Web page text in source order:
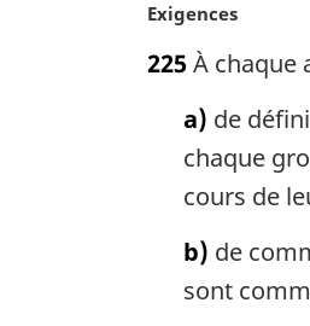
N
t
Exigences
225À chaque
a) de
chaque
cours de
b) de
sont